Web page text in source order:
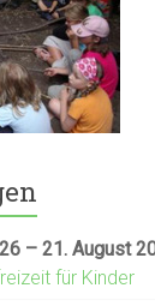
– 21. August
für Kinder